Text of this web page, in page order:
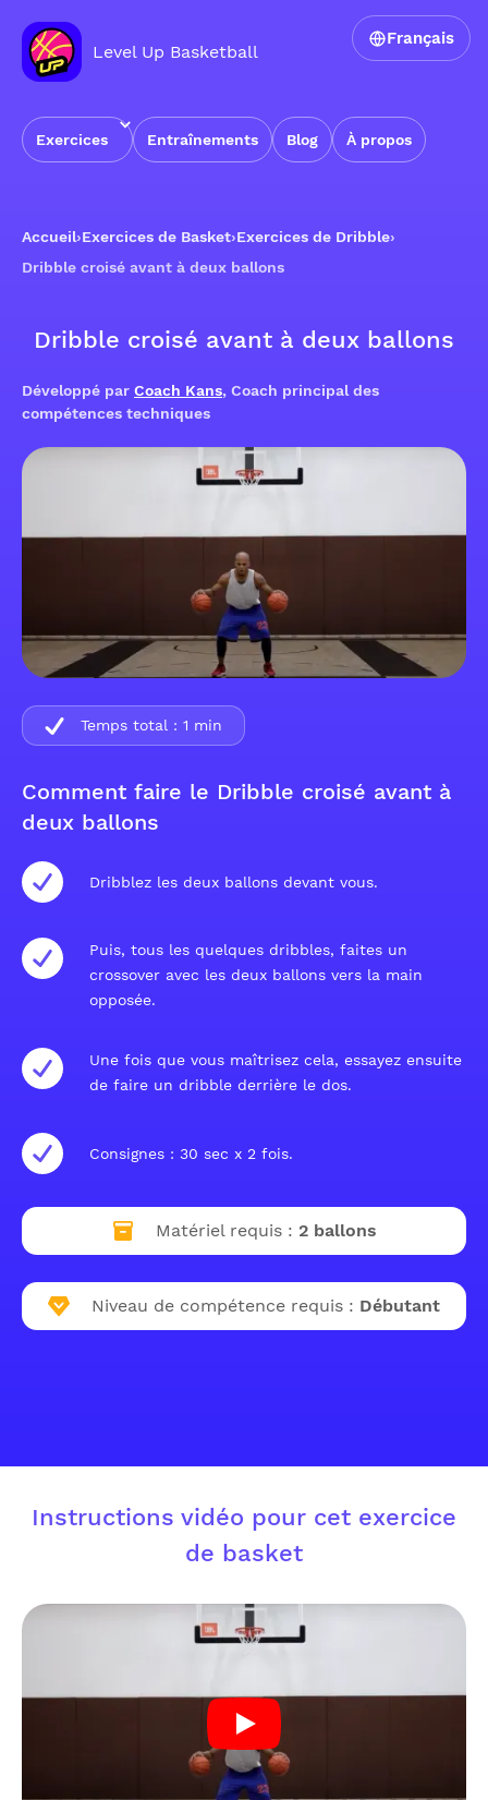
Level Up Basketball
Exercices Entraînements Blog À propos
Français
Accueil›Exercices de Basket›Exercices de Dribble›
Dribble croisé avant à deux ballons
Dribble croisé avant à deux ballons
Développé par Coach Kans, Coach principal des
compétences techniques
Comment faire le Dribble croisé avant à
deux ballons
Dribblez les deux ballons devant vous.
Puis, tous les quelques dribbles, faites un
crossover avec les deux ballons vers la main
opposée.
Une fois que vous maîtrisez cela, essayez ensuite
de faire un dribble derrière le dos.
Consignes : 30 sec x 2 fois.
Matériel requis : 2 ballons
Niveau de compétence requis : Débutant
Temps total : 1 min
Instructions vidéo pour cet exercice
de basket